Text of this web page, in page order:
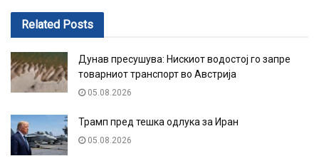
Related Posts
Дунав пресушува: Нискиот водостој го запре
товарниот транспорт во Австрија
05.08.2026
Трамп пред тешка одлука за Иран
05.08.2026